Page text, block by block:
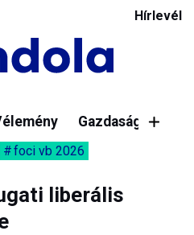
Hírlevél
Gazdaság
foci vb 2026
liberális